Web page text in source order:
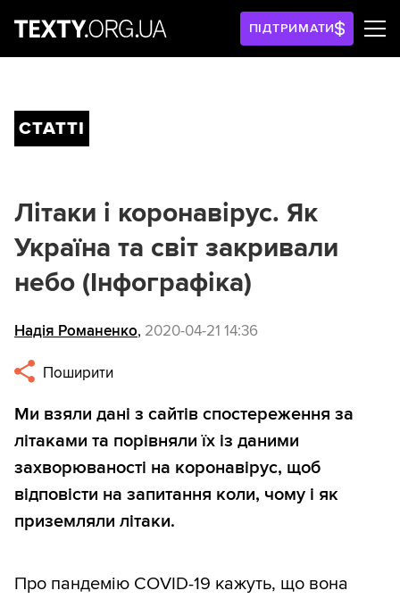
ПІДТРИМАТИ
СТАТТІ
Літаки і коронавірус. Як
Україна та світ закривали
небо (Інфографіка)
Надія Романенко, 2020-04-21 14:36
Поширити
Ми взяли дані з сайтів спостереження за
літаками та порівняли їх із даними
захворюваності на коронавірус, щоб
відповісти на запитання коли, чому і як
приземляли літаки.
Про пандемію COVID-19 кажуть, що вона